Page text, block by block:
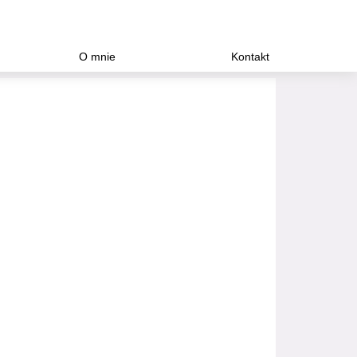
O mnie Kontakt